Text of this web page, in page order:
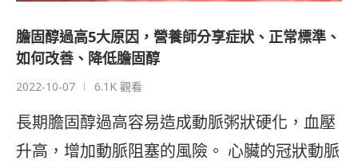
膽固醇過高5大原因，營養師分享症狀、正常標準、
如何改善、降低膽固醇
2022-10-07 6.1K 觀看
長期膽固醇過高容易造成動脈粥狀硬化，血壓
升高，增加動脈阻塞的風險。 心臟的冠狀動脈